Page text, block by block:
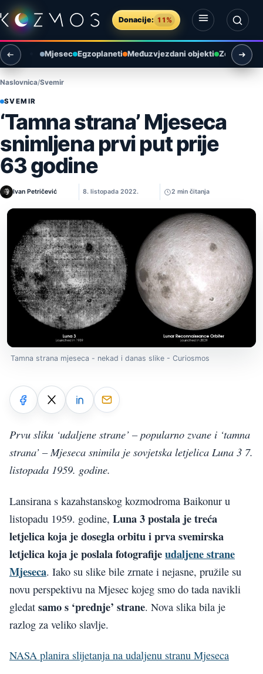
Preskoči na sadržaj
Donacije: 11%
Otvori izbornik
Otvori pretragu
Mjesec Egzoplaneti Međuzvjezdani objekti Zemlja i
Naslovnica Svemir
SVEMIR
‘Tamna strana’ Mjeseca
snimljena prvi put prije
63 godine
Ivan Petričević 8. listopada 2022. 2 min čitanja
Tamna strana mjeseca - nekad i danas slike - Curiosmos
Prvu sliku ‘udaljene strane’ – popularno zvane i ‘tamna
strana’ – Mjeseca snimila je sovjetska letjelica Luna 3 7.
listopada 1959. godine.
Lansirana s kazahstanskog kozmodroma Baikonur u
listopadu 1959. godine, Luna 3 postala je treća
letjelica koja je dosegla orbitu i prva svemirska
letjelica koja je poslala fotografijeudaljene strane
Mjeseca. Iako su slike bile zrnate i nejasne, pružile su
novu perspektivu na Mjesec kojeg smo do tada navikli
gledat samo s ‘prednje’ strane. Nova slika bila je
razlog za veliko slavlje.
NASA planira slijetanja na udaljenu stranu Mjeseca